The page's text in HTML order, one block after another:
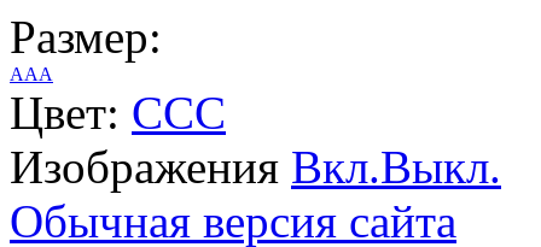
Размер:
AAA
Цвет: CCC
Изображения Вкл.Выкл.
Обычная версия сайта